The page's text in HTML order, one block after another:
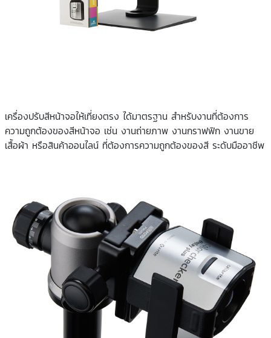
เครื่องปรับสีหน้าจอให้เที่ยงตรง ได้มาตรฐาน สำหรับงานที่ต้องการ
ความถูกต้องของสีหน้าจอ เช่น งานถ่ายภาพ งานกราฟฟิก งานขาย
เสื้อผ้า หรือสินค้าออนไลน์ ที่ต้องการความถูกต้องของสี ระดับมืออาชีพ